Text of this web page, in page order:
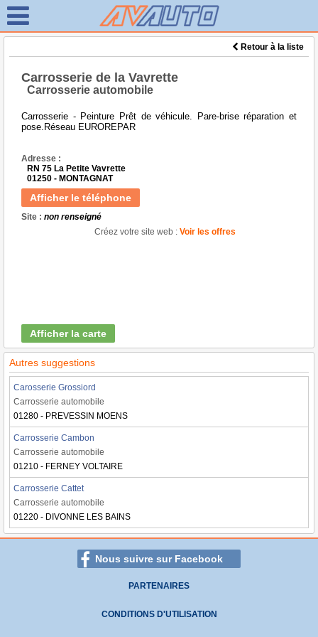
Retour à la liste
Carrosserie de la Vavrette
Carrosserie automobile
Carrosserie - Peinture Prêt de véhicule. Pare-brise réparation et
pose.Réseau EUROREPAR
Adresse :
RN 75 La Petite Vavrette
01250 - MONTAGNAT
Afficher le téléphone
Site : non renseigné
Créez votre site web : Voir les offres
Afficher la carte
Autres suggestions
Carosserie Grossiord
Carrosserie automobile
01280 - PREVESSIN MOENS
Carrosserie Cambon
Carrosserie automobile
01210 - FERNEY VOLTAIRE
Carrosserie Cattet
Carrosserie automobile
01220 - DIVONNE LES BAINS
Nous suivre sur Facebook
PARTENAIRES
CONDITIONS D'UTILISATION